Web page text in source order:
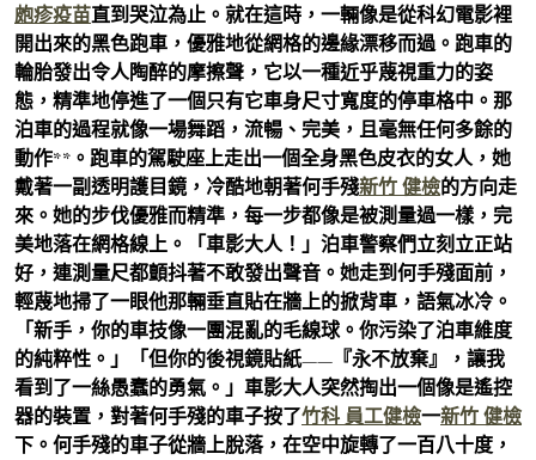
皰疹疫苗直到哭泣為止。就在這時，一輛像是從科幻電影裡
開出來的黑色跑車，優雅地從網格的邊緣漂移而過。跑車的
輪胎發出令人陶醉的摩擦聲，它以一種近乎蔑視重力的姿
態，精準地停進了一個只有它車身尺寸寬度的停車格中。那
泊車的過程就像一場舞蹈，流暢、完美，且毫無任何多餘的
動作**。跑車的駕駛座上走出一個全身黑色皮衣的女人，她
戴著一副透明護目鏡，冷酷地朝著何手殘新竹 健檢的方向走
來。她的步伐優雅而精準，每一步都像是被測量過一樣，完
美地落在網格線上。「車影大人！」泊車警察們立刻立正站
好，連測量尺都顫抖著不敢發出聲音。她走到何手殘面前，
輕蔑地掃了一眼他那輛垂直貼在牆上的掀背車，語氣冰冷。
「新手，你的車技像一團混亂的毛線球。你污染了泊車維度
的純粹性。」「但你的後視鏡貼紙——『永不放棄』，讓我
看到了一絲愚蠢的勇氣。」車影大人突然掏出一個像是遙控
器的裝置，對著何手殘的車子按了竹科 員工健檢一新竹 健檢
下。何手殘的車子從牆上脫落，在空中旋轉了一百八十度，